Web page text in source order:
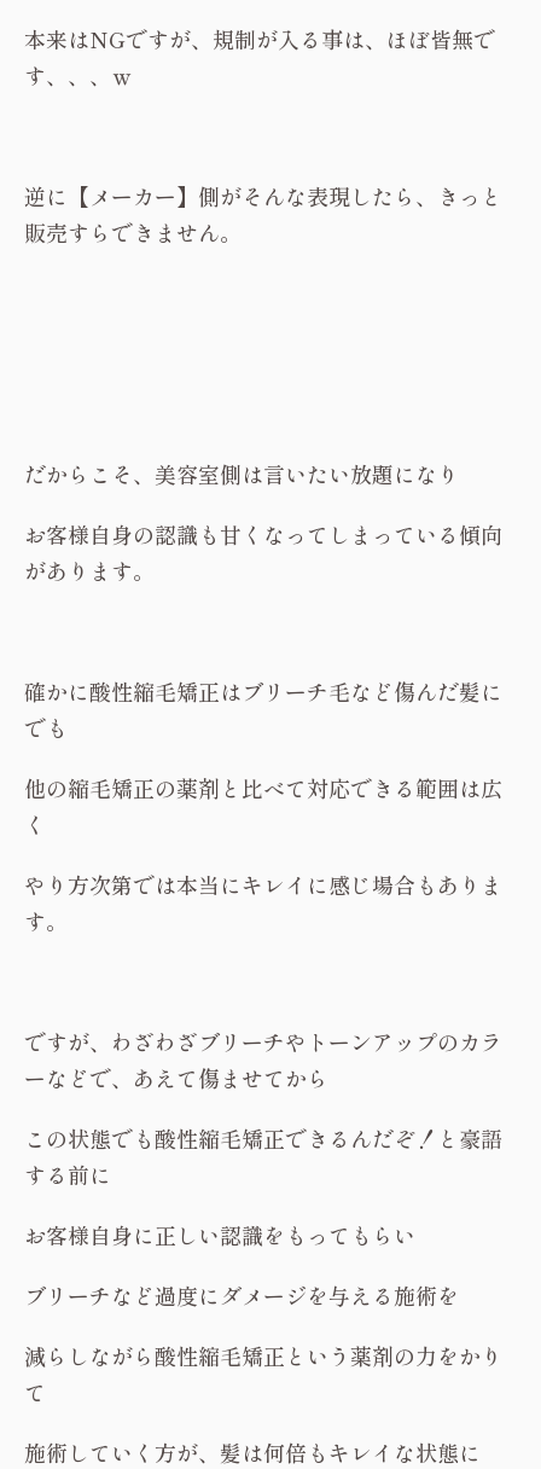
本来はNGですが、規制が入る事は、ほぼ皆無で
す、、、ｗ
逆に【メーカー】側がそんな表現したら、きっと
販売すらできません。
だからこそ、美容室側は言いたい放題になり
お客様自身の認識も甘くなってしまっている傾向
があります。
確かに酸性縮毛矯正はブリーチ毛など傷んだ髪に
でも
他の縮毛矯正の薬剤と比べて対応できる範囲は広
く
やり方次第では本当にキレイに感じ場合もありま
す。
ですが、わざわざブリーチやトーンアップのカラ
ーなどで、あえて傷ませてから
この状態でも酸性縮毛矯正できるんだぞ！と豪語
する前に
お客様自身に正しい認識をもってもらい
ブリーチなど過度にダメージを与える施術を
減らしながら酸性縮毛矯正という薬剤の力をかり
て
施術していく方が、髪は何倍もキレイな状態に